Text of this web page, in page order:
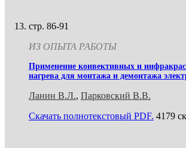
стр. 86-91
ИЗ ОПЫТА РАБОТЫ
Применение конвективных и
нагрева для монтажа и демонтажа
Ланин В.Л., Парковский В.В.
Скачать полнотекстовый PDF. 4179